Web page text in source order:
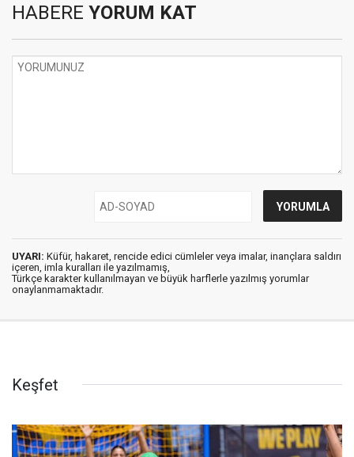
HABERE YORUM KAT
UYARI: Küfür, hakaret, rencide edici cümleler veya imalar, inançlara saldırı
içeren, imla kuralları ile yazılmamış,
Türkçe karakter kullanılmayan ve büyük harflerle yazılmış yorumlar
onaylanmamaktadır.
Keşfet